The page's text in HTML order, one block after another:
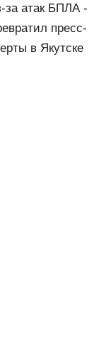
за атак БПЛА -
пресс-
в Якутске